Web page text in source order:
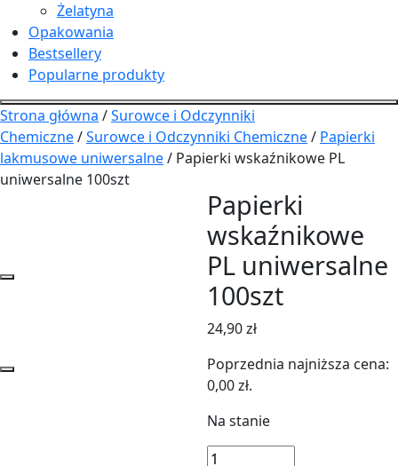
Żelatyna
Opakowania
Bestsellery
Popularne produkty
Strona główna /Surowce i Odczynniki
Chemiczne/Surowce i Odczynniki Chemiczne/ Papierki
lakmusowe uniwersalne/ Papierki wskaźnikowe PL
uniwersalne 100szt
Papierki
wskaźnikowe
PL uniwersalne
100szt
24,90zł
Poprzednia najniższa cena:
0,00zł.
Na stanie
ilość